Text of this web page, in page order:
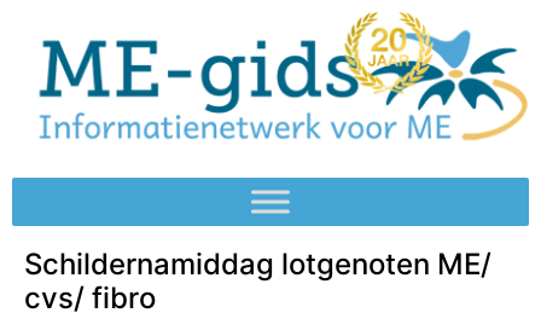
Schildernamiddag lotgenoten ME/
cvs/ fibro